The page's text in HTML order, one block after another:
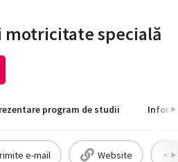
motricitate specială
program de studii
e-mail Website